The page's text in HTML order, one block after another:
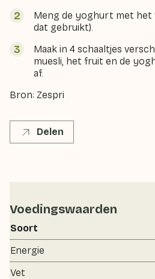
Meng de yoghurt met het
dat gebruikt).
Maak in 4 schaaltjes
muesli, het fruit en de
af.
Bron: Zespri
Delen
Voedingswaarden
Soort
Energie
Vet